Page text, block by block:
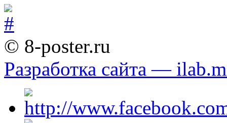
© 8-poster.ru
Разработка сайта —